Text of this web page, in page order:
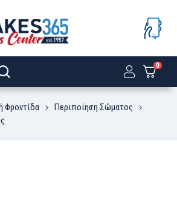
0
Φροντίδα
Περιποίηση Σώματος